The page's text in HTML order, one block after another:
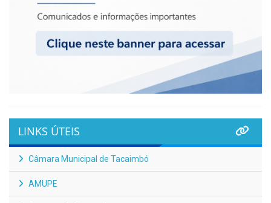
LINKS ÚTEIS
Câmara Municipal de Tacaimbó
AMUPE